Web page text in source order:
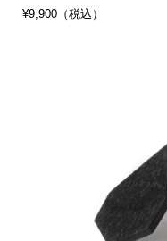
¥9,900（税込）